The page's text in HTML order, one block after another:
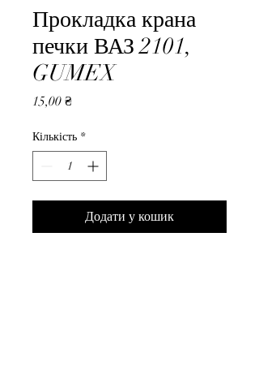
Прокладка крана
печки ВАЗ 2101,
GUMEX
15,00 ₴Ціна
Кількість *
Додати у кошик